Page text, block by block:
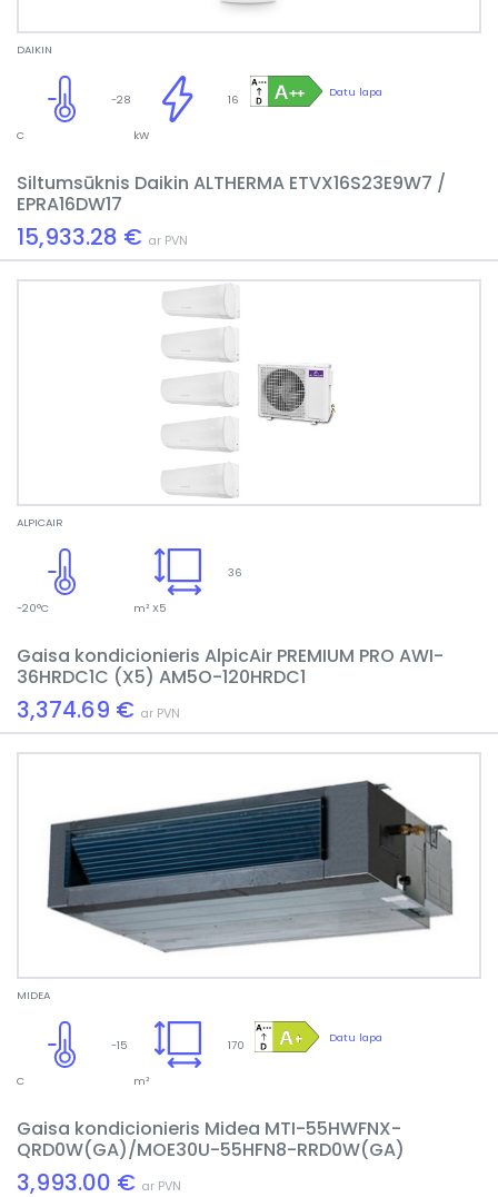
DAIKIN
Datu lapa
16
kW
-28
C
Siltumsūknis Daikin ALTHERMA ETVX16S23E9W7 /
EPRA16DW17
15,933.28 € ar PVN
ALPICAIR
36
m² X5
-20°C
Gaisa kondicionieris AlpicAir PREMIUM PRO AWI-
36HRDC1C (X5) AM5O-120HRDC1
3,374.69 € ar PVN
MIDEA
Datu lapa
170
m²
-15
C
Gaisa kondicionieris Midea MTI-55HWFNX-
QRD0W(GA)/MOE30U-55HFN8-RRD0W(GA)
3,993.00 € ar PVN